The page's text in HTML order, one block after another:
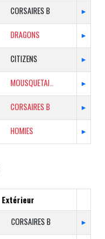
CORSAIRES B ▸
DRAGONS ▸
CITIZENS ▸
MOUSQUETAIRES ▸
CORSAIRES B ▸
HOMIES ▸
Extérieur
CORSAIRES B ▸